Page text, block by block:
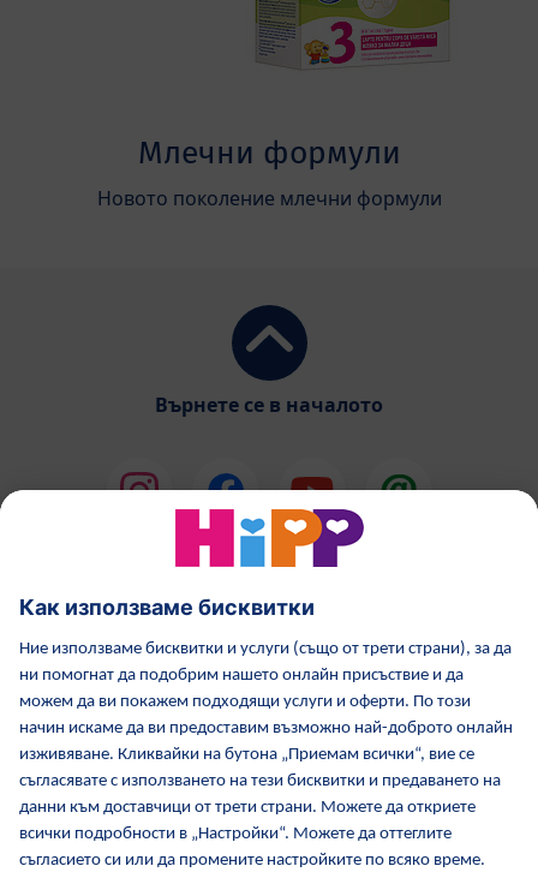
Млечни формули
Новото поколение млечни формули
Върнете се в началото
HiPP по време бременност
Политика за поверителност
Общи условия
Отпечатване
Повече за HiPP Контакти